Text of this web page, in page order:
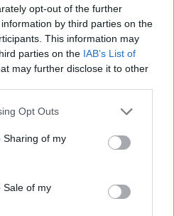
opt-out of the further
by third parties on the
This information may
parties on the IAB’s List of
may further disclose it to other
app uses one or more Google
behaviour. You may click to
and its third-party tags to
purposes in below Google
Opt Outs
Sharing of my
Sale of my
των Ποντίων